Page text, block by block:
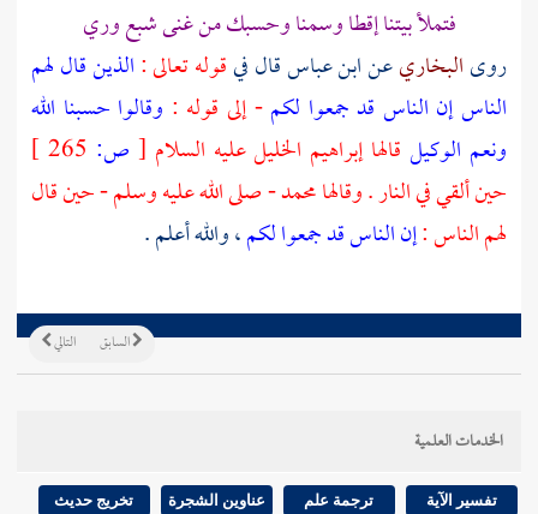
فتملأ بيتنا إقطا وسمنا وحسبك من غنى شبع وري
روىالبخاريعنابن عباسقال فيقوله تعالى :الذين قال لهم
الناس إن الناس قد جمعوا لكم- إلى قوله : وقالوا حسبنا الله
ونعم الوكيل قالهاإبراهيم الخليل عليه السلام [ ص:
حين ألقي في النار . وقالهامحمد- صلى الله عليه وسلم - حين قال
لهم الناس :إن الناس قد جمعوا لكم، والله أعلم .
التالي السابق
الخدمات العلمية
تفسير الآية ترجمة علم عناوين الشجرة تخريج حديث